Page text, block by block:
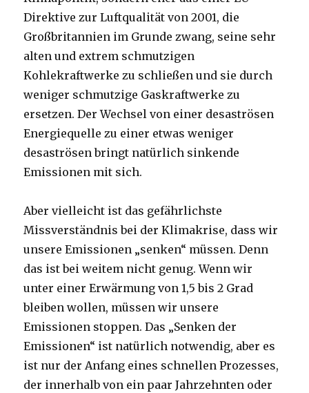
Direktive zur Luftqualität von 2001, die
Großbritannien im Grunde zwang, seine sehr
alten und extrem schmutzigen
Kohlekraftwerke zu schließen und sie durch
weniger schmutzige Gaskraftwerke zu
ersetzen. Der Wechsel von einer desaströsen
Energiequelle zu einer etwas weniger
desaströsen bringt natürlich sinkende
Emissionen mit sich.
Aber vielleicht ist das gefährlichste
Missverständnis bei der Klimakrise, dass wir
unsere Emissionen „senken“ müssen. Denn
das ist bei weitem nicht genug. Wenn wir
unter einer Erwärmung von 1,5 bis 2 Grad
bleiben wollen, müssen wir unsere
Emissionen stoppen. Das „Senken der
Emissionen“ ist natürlich notwendig, aber es
ist nur der Anfang eines schnellen Prozesses,
der innerhalb von ein paar Jahrzehnten oder